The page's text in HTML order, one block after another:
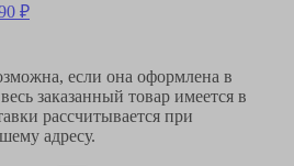
₽
если она оформлена в
заказанный товар имеется в
рассчитывается при
адресу.